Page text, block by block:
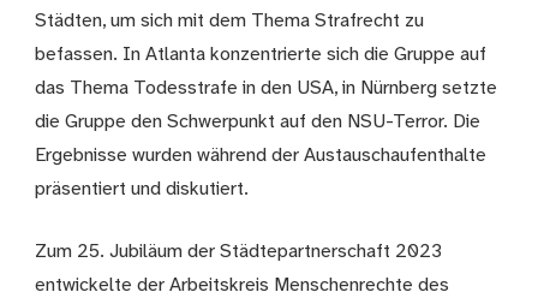
Städten, um sich mit dem Thema Strafrecht zu
befassen. In Atlanta konzentrierte sich die Gruppe auf
das Thema Todesstrafe in den USA, in Nürnberg setzte
die Gruppe den Schwerpunkt auf den NSU-Terror. Die
Ergebnisse wurden während der Austauschaufenthalte
präsentiert und diskutiert.
Zum 25. Jubiläum der Städtepartnerschaft 2023
entwickelte der Arbeitskreis Menschenrechte des